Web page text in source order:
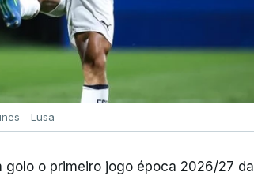
- Lusa
o primeiro jogo época 2026/27 da I